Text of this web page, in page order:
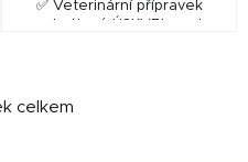
✅ Veterinární přípravek
schválený ÚSKVBL pod
O celkem